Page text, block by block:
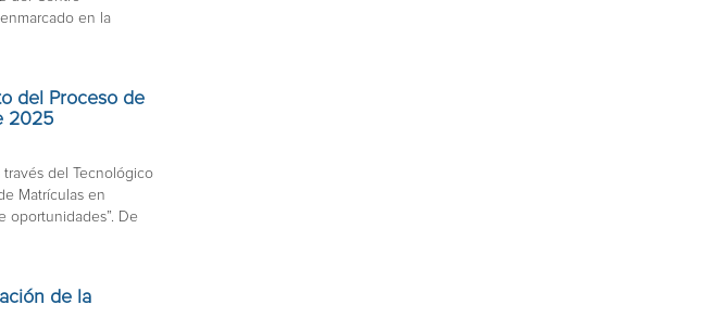
en la
del Proceso de
2025
del Tecnológico
Matrículas en
oportunidades”. De
de la